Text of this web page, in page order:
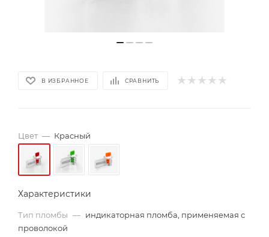
В ИЗБРАННОЕ СРАВНИТЬ
Цвет — Красный
Характеристики
Тип пломбы — индикаторная пломба, применяемая с
проволокой